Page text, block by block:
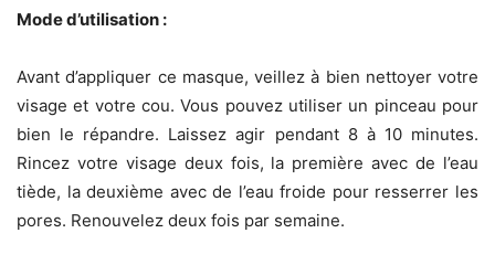
Mode d’utilisation :
Avant d’appliquer ce masque, veillez à bien nettoyer votre
visage et votre cou. Vous pouvez utiliser un pinceau pour
bien le répandre. Laissez agir pendant 8 à 10 minutes.
Rincez votre visage deux fois, la première avec de l’eau
tiède, la deuxième avec de l’eau froide pour resserrer les
pores. Renouvelez deux fois par semaine.